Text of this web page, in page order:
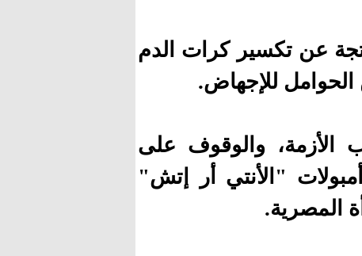
عن تكسير كرات الدم
الحوامل للإجهاض.
الأزمة، والوقوف على
"الأنتي أر إتش"
المصرية.